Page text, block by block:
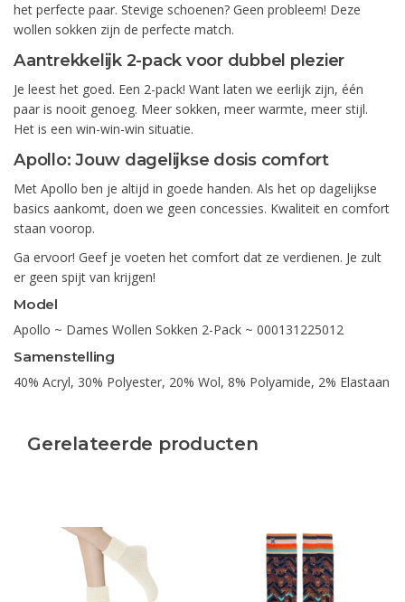
het perfecte paar. Stevige schoenen? Geen probleem! Deze
wollen sokken zijn de perfecte match.
Aantrekkelijk 2-pack voor dubbel plezier
Je leest het goed. Een 2-pack! Want laten we eerlijk zijn, één
paar is nooit genoeg. Meer sokken, meer warmte, meer stijl.
Het is een win-win-win situatie.
Apollo: Jouw dagelijkse dosis comfort
Met Apollo ben je altijd in goede handen. Als het op dagelijkse
basics aankomt, doen we geen concessies. Kwaliteit en comfort
staan voorop.
Ga ervoor! Geef je voeten het comfort dat ze verdienen. Je zult
er geen spijt van krijgen!
Model
Apollo ~ Dames Wollen Sokken 2-Pack ~ 000131225012
Samenstelling
40% Acryl, 30% Polyester, 20% Wol, 8% Polyamide, 2% Elastaan
Gerelateerde producten